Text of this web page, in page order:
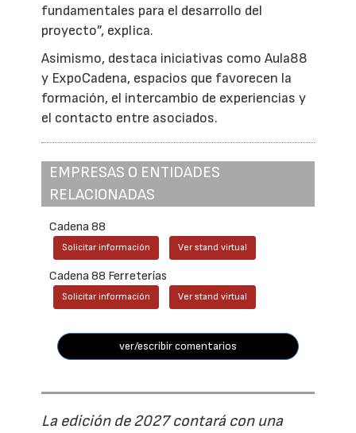
fundamentales para el desarrollo del
proyecto”, explica.
Asimismo, destaca iniciativas como Aula88
y ExpoCadena, espacios que favorecen la
formación, el intercambio de experiencias y
el contacto entre asociados.
EMPRESAS O ENTIDADES
RELACIONADAS
Cadena 88
Solicitar información Ver stand virtual
Cadena 88 Ferreterías
Solicitar información Ver stand virtual
ver/escribir comentarios
La edición de 2027 contará con una